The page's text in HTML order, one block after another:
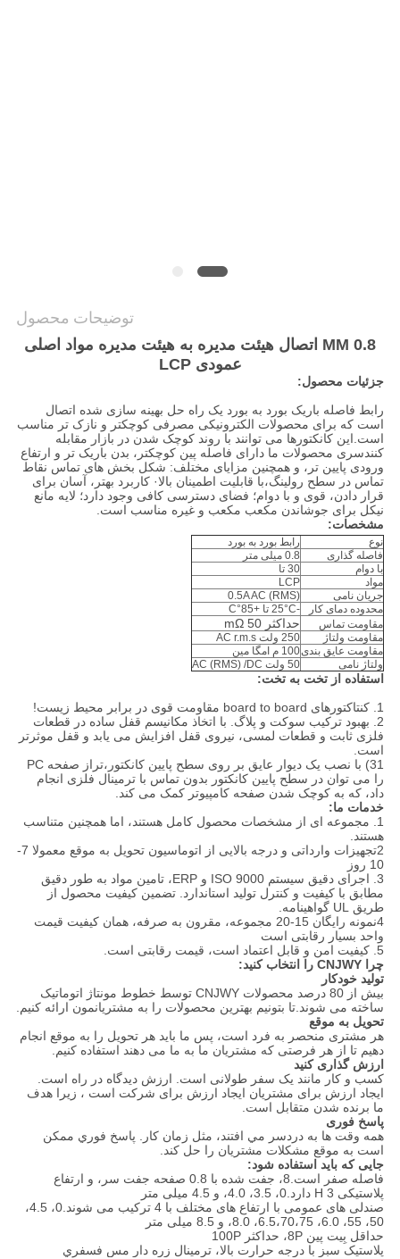
توضیحات محصول
0.8 MM اتصال هیئت مدیره به هیئت مدیره مواد اصلی
عمودی LCP
جزئیات محصول:
رابط فاصله باریک بورد به بورد یک راه حل بهینه سازی شده اتصال
است که برای محصولات الکترونیکی مصرفی کوچکتر و نازک تر مناسب
است.این کانکتورها می توانند با روند کوچک شدن در بازار مقابله
کنندسری محصولات ما دارای فاصله پین کوچکتر، بدن باریک تر و ارتفاع
ورودی پایین تر، و همچنین مزایای مختلف: شکل بخش های تماس نقاط
تماس در سطح رولینگ،با قابلیت اطمینان بالا· کاربرد بهتر، آسان برای
قرار دادن، قوی و با دوام؛ فضای دسترسی کافی وجود دارد؛ لایه مانع
نیکل برای جوشاندن مکعب مکعب و غیره مناسب است.
مشخصات:
نوع
رابط بورد به بورد
فاصله گذاری
0.8 میلی متر
با دوام
30 تا
مواد
LCP
جریان نامی
0.5A AC (RMS)
محدوده دمای کار
-25°C تا +85°C
مقاومت تماس
حداکثر 50 mΩ
مقاومت ولتاژ
250 ولت AC r.m.s
مقاومت عایق بندی100 م امگا مین
ولتاژ نامی
50 ولت AC (RMS) /DC
استفاده از تخت به تخت:
1. کنتاکتورهای board to board مقاومت قوی در برابر محیط زیست!
2. بهبود ترکیب سوکت و پلاگ. با اتخاذ مکانیسم قفل ساده در قطعات
فلزی ثابت و قطعات لمسی، نیروی قفل افزایش می یابد و قفل موثرتر
است.
31) با نصب یک دیوار عایق بر روی سطح پایین کانکتور،تراز صفحه PC
را می توان در سطح پایین کانکتور بدون تماس با ترمینال فلزی انجام
داد، که به کوچک شدن صفحه کامپیوتر کمک می کند.
خدمات ما:
1. مجموعه ای از مشخصات محصول کامل هستند، اما همچنین متناسب
هستند.
2تجهیزات وارداتی و درجه بالایی از اتوماسیون تحویل به موقع معمولا 7-
10 روز
3. اجرای دقیق سیستم ISO 9000 و ERP، تامین مواد به طور دقیق
مطابق با کیفیت و کنترل تولید استاندارد. تضمین کیفیت محصول از
طریق UL گواهینامه.
4نمونه رایگان 15-20 مجموعه، مقرون به صرفه، همان کیفیت قیمت
واحد بسیار رقابتی است
5. کیفیت امن و قابل اعتماد است، قیمت رقابتی است.
چرا CNJWY را انتخاب کنید:
تولید خودکار
بیش از 80 درصد محصولات CNJWY توسط خطوط مونتاژ اتوماتیک
ساخته می شوند.تا بتونیم بهترین محصولات را به مشتریانمون ارائه کنیم.
تحویل به موقع
هر مشتری منحصر به فرد است، پس ما باید هر تحویل را به موقع انجام
دهیم تا از هر فرصتی که مشتریان ما به ما می دهند استفاده کنیم.
ارزش گذاری کنید
کسب و کار مانند یک سفر طولانی است. ارزش دیدگاه در راه است.
ایجاد ارزش برای مشتریان ایجاد ارزش برای شرکت است ، زیرا هدف
ما برنده شدن متقابل است.
پاسخ فوری
همه وقت ها به دردسر مي افتند، مثل زمان کار. پاسخ فوري ممکن
است به موقع مشکلات مشتریان را حل کند.
جایی که باید استفاده شود:
فاصله صفر است.8، جفت شده با 0.8 صفحه جفت سر، و ارتفاع
پلاستیکی H 3 دارد.0، 3.5، 4.0، و 4.5 میلی متر
صندلی های عمومی با ارتفاع های مختلف با 4 ترکیب می شوند.0، 4.5،
50، 55، 6.0، 6.5،70،75، 8.0، و 8.5 میلی متر
حداقل بِيت پين 8P، حداکثر 100P
پلاستيک سبز با درجه حرارت بالا، ترمينال زره دار مس فسفري